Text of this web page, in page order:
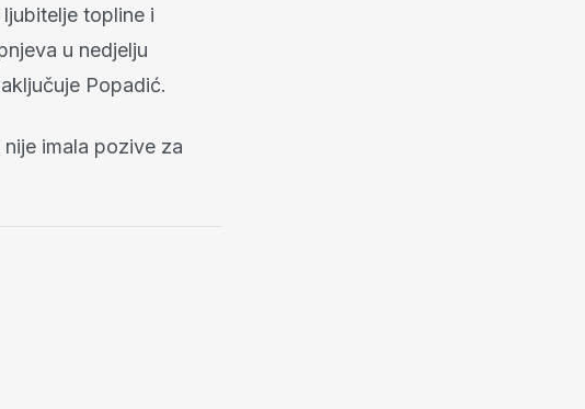
topline i
u nedjelju
Popadić.
imala pozive za